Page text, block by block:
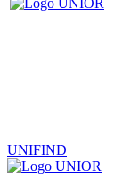
UNIFIND